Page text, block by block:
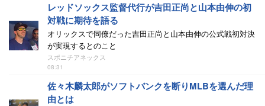
レッドソックス監督代行が吉田正尚と山本由伸の初
対戦に期待を語る
オリックスで同僚だった吉田正尚と山本由伸の公式戦初対決
が実現するとのこと
スポニチアネックス
08:31
佐々木麟太郎がソフトバンクを断りMLBを選んだ理
由とは